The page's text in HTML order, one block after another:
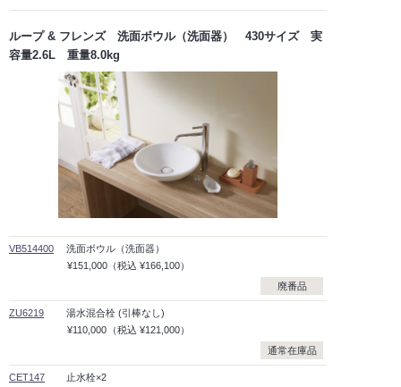
ループ & フレンズ 洗面ボウル（洗面器） 430サイズ 実
容量2.6L 重量8.0kg
VB514400
洗面ボウル（洗面器）
¥151,000 （税込 ¥166,100）
廃番品
ZU6219
湯水混合栓 (引棒なし)
¥110,000 （税込 ¥121,000）
通常在庫品
CET147
止水栓×2